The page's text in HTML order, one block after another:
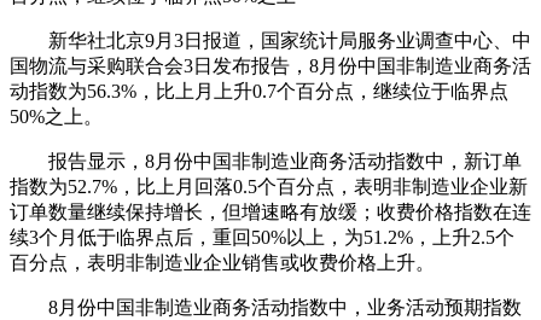
新华社北京9月3日报道，国家统计局服务业调查中心、中
国物流与采购联合会3日发布报告，8月份中国非制造业商务活
动指数为56.3%，比上月上升0.7个百分点，继续位于临界点
50%之上。
报告显示，8月份中国非制造业商务活动指数中，新订单
指数为52.7%，比上月回落0.5个百分点，表明非制造业企业新
订单数量继续保持增长，但增速略有放缓；收费价格指数在连
续3个月低于临界点后，重回50%以上，为51.2%，上升2.5个
百分点，表明非制造业企业销售或收费价格上升。
8月份中国非制造业商务活动指数中，业务活动预期指数